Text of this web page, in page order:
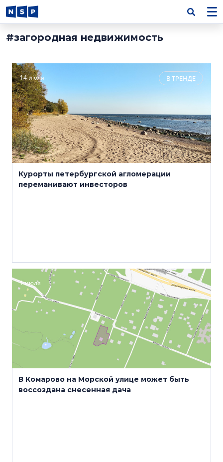
#загородная недвижимость
14 июля В ТРЕНДЕ
Курорты петербургской агломерации
переманивают инвесторов
1 июля
В Комарово на Морской улице может быть
воссоздана снесенная дача